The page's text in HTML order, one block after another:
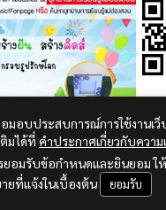
นสร้างคิดส์ ตอน น้ำระเบิด
มอบประสบการณ์การใช้งานเ
มได้ที่ คำประกาศเกี่ยวกับควา
ยอมรับข้อกำหนดและยินยอม ใ
ยที่แจ้งในเบื้องต้น
ยอมรับ